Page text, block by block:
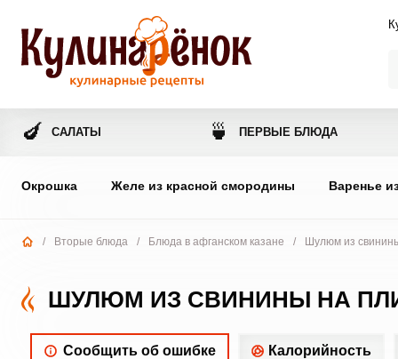
🍆 САЛАТЫ 🍵 ПЕРВЫЕ БЛЮДА
Окрошка Желе из красной смородины Варенье
/ Вторые блюда / Блюда в афганском казане / Шулюм из
ШУЛЮМ ИЗ СВИНИНЫ НА
Сообщить об ошибке Калорийность